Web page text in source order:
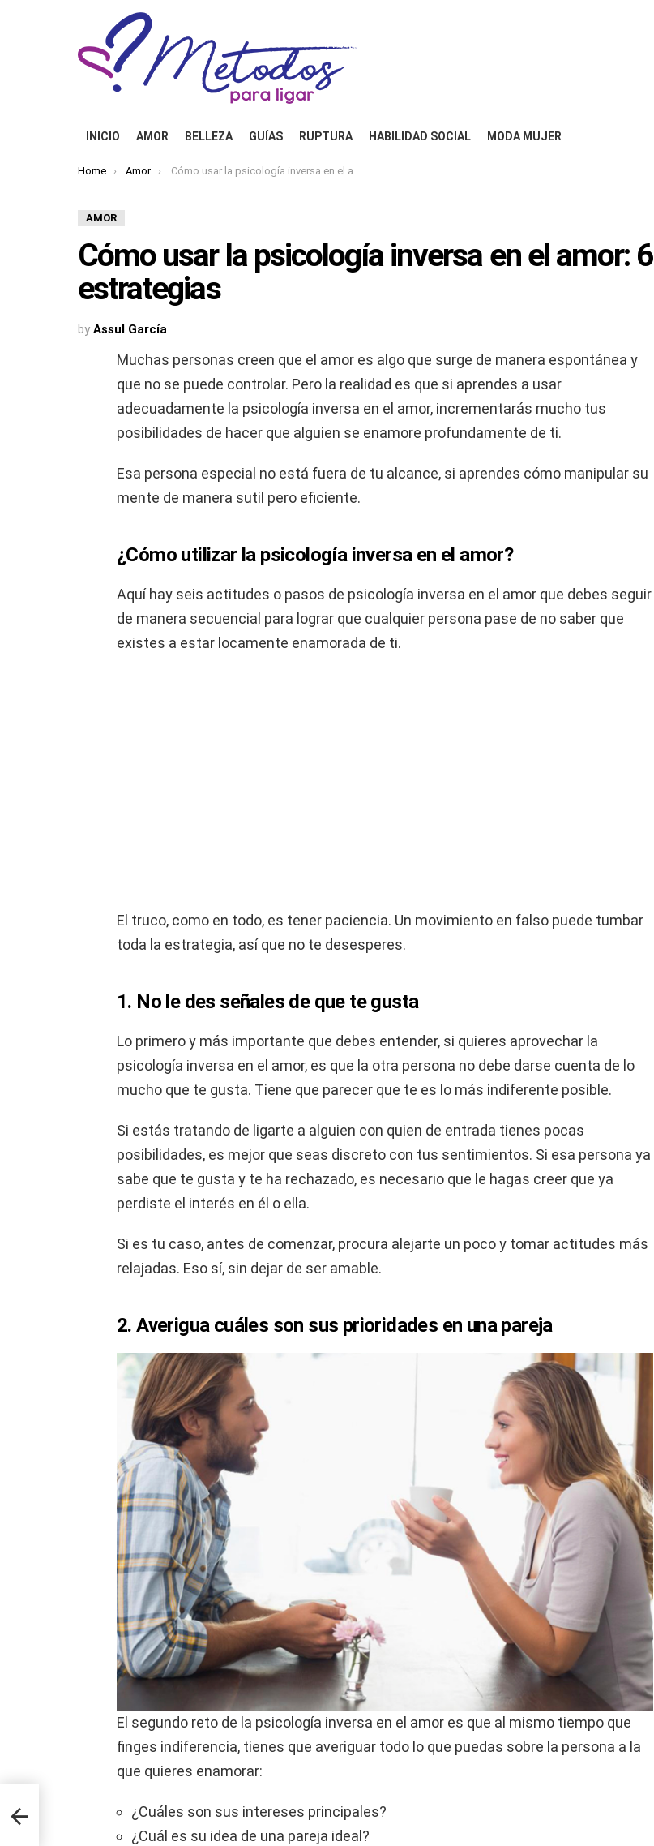
INICIO AMOR BELLEZA GUÍAS RUPTURA HABILIDAD SOCIAL MODA MUJER
You are here:
Home Amor Cómo usar la psicología inversa en el amor: 6 estrategias
AMOR
Cómo usar la psicología inversa en el amor: 6
estrategias
by Assul García
Muchas personas creen que el amor es algo que surge de manera espontánea y
que no se puede controlar. Pero la realidad es que si aprendes a usar
adecuadamente la psicología inversa en el amor, incrementarás mucho tus
posibilidades de hacer que alguien se enamore profundamente de ti.
Esa persona especial no está fuera de tu alcance, si aprendes cómo manipular su
mente de manera sutil pero eficiente.
¿Cómo utilizar la psicología inversa en el amor?
Aquí hay seis actitudes o pasos de psicología inversa en el amor que debes seguir
de manera secuencial para lograr que cualquier persona pase de no saber que
existes a estar locamente enamorada de ti.
El truco, como en todo, es tener paciencia. Un movimiento en falso puede tumbar
toda la estrategia, así que no te desesperes.
1. No le des señales de que te gusta
Lo primero y más importante que debes entender, si quieres aprovechar la
psicología inversa en el amor, es que la otra persona no debe darse cuenta de lo
mucho que te gusta. Tiene que parecer que te es lo más indiferente posible.
Si estás tratando de ligarte a alguien con quien de entrada tienes pocas
posibilidades, es mejor que seas discreto con tus sentimientos. Si esa persona ya
sabe que te gusta y te ha rechazado, es necesario que le hagas creer que ya
perdiste el interés en él o ella.
Si es tu caso, antes de comenzar, procura alejarte un poco y tomar actitudes más
relajadas. Eso sí, sin dejar de ser amable.
2. Averigua cuáles son sus prioridades en una pareja
El segundo reto de la psicología inversa en el amor es que al mismo tiempo que
finges indiferencia, tienes que averiguar todo lo que puedas sobre la persona a la
que quieres enamorar:
¿Cuáles son sus intereses principales?
¿Cuál es su idea de una pareja ideal?